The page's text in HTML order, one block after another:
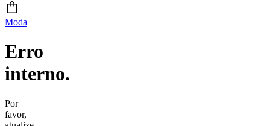
Moda
Erro
interno.
Por
favor,